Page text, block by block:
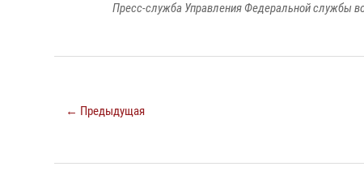
Пресс-служба Управления Федеральной службы
← Предыдущая